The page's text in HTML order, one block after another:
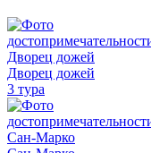
Дворец дожей
3 тура